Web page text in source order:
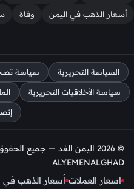
أسعار الذهب في اليمن
وفاة
السياسة التحريرية سياسة
سياسة الأخلاقيات التحريرية
ALYEMENALGHAD
اسعار العملات أسعار الذهب في